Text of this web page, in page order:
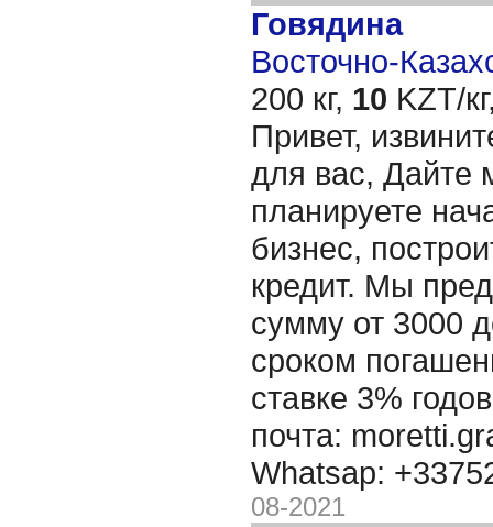
Говядина
Восточно-
200 кг, 10 KZT/
Привет,
для вас, Дайте
планируете
бизнес,
кредит. Мы
сумму от 3000
сроком
ставке 3%
почта:
Whatsap:
08-2021